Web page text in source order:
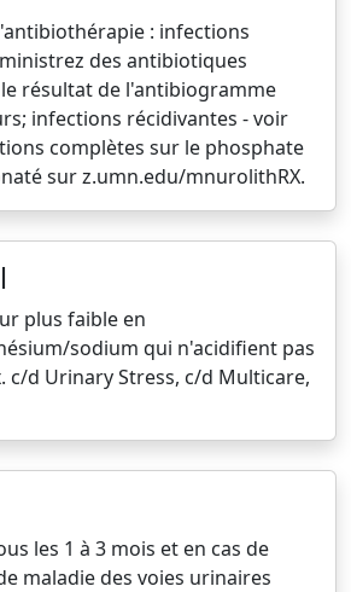
: infections
des antibiotiques
le résultat de l'antibiogramme
infections récidivantes - voir
complètes sur le phosphate
sur z.umn.edu/mnurolithRX.
plus faible en
sodium qui n'acidifient pas
c/d Urinary Stress, c/d Multicare,
les 1 à 3 mois et en cas de
maladie des voies urinaires